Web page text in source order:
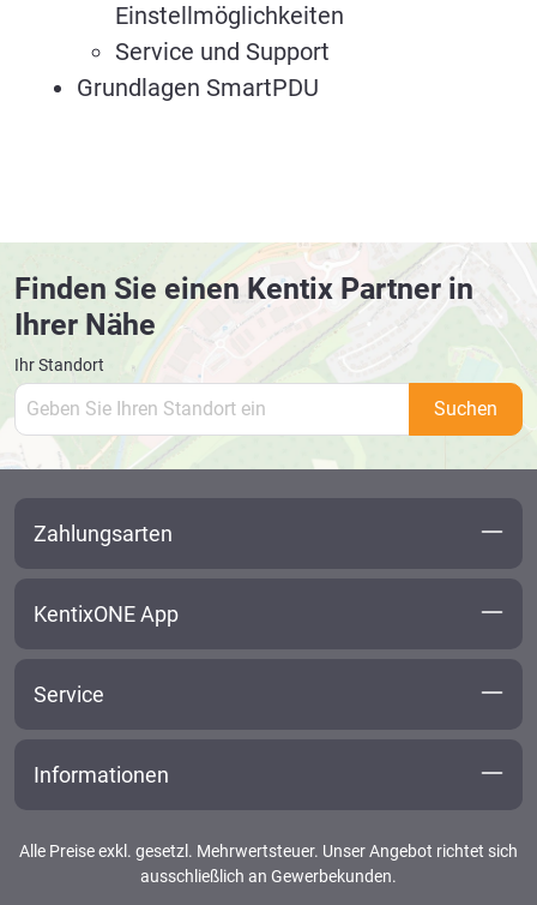
Einstellmöglichkeiten
Service und Support
Grundlagen SmartPDU
Finden Sie einen Kentix Partner in
Ihrer Nähe
Ihr Standort
Suchen
Zahlungsarten
KentixONE App
Service
Informationen
Alle Preise exkl. gesetzl. Mehrwertsteuer. Unser Angebot richtet sich
ausschließlich an Gewerbekunden.